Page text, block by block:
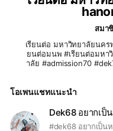
สมา
เรียนต่อ มหาวิทยาลัยนค
ยนต่อมนพ #เรียนต่อมหา
าลัย #admission70
ยม #ประถม #อนุบาล #ส
โอเพนแชทแนะนำ
Dek68 อยากเป็น